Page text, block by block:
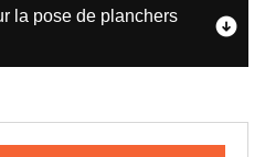
la pose de planchers